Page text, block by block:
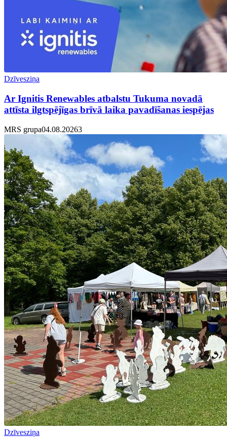
Dzīvesziņa
Ar Ignitis Renewables atbalstu Tukuma novadā
attīsta ilgtspējīgas brīvā laika pavadīšanas iespējas
MRS grupa04.08.20263
Dzīvesziņa